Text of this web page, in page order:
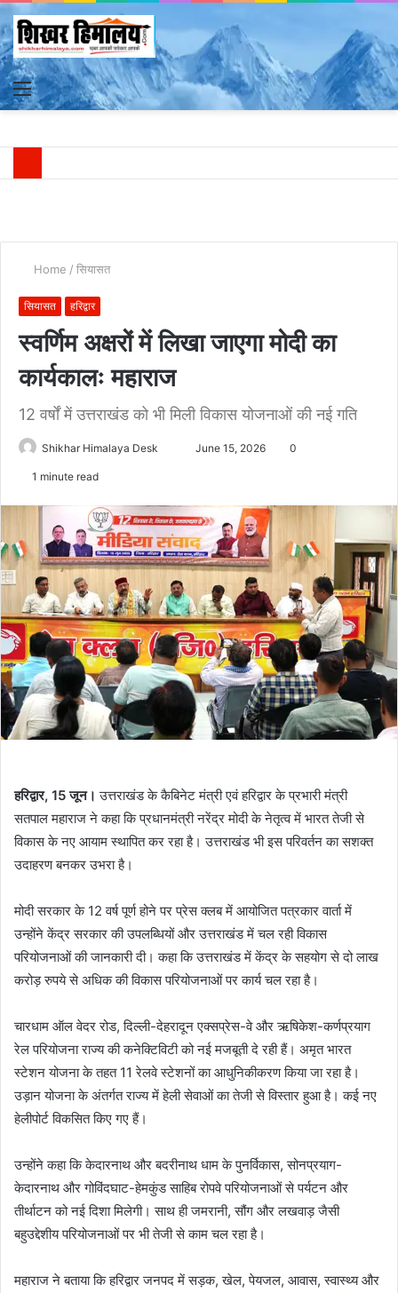
Menu
Home / सियासत
सियासत हरिद्वार
स्वर्णिम अक्षरों में लिखा जाएगा मोदी का
कार्यकालः महाराज
12 वर्षों में उत्तराखंड को भी मिली विकास योजनाओं की नई गति
Shikhar Himalaya Desk
SendJune 15, 2026 0
1 minute read
हरिद्वार, 15 जून। उत्तराखंड के कैबिनेट मंत्री एवं हरिद्वार के प्रभारी मंत्री
सतपाल महाराज ने कहा कि प्रधानमंत्री नरेंद्र मोदी के नेतृत्व में भारत तेजी से
विकास के नए आयाम स्थापित कर रहा है। उत्तराखंड भी इस परिवर्तन का सशक्त
उदाहरण बनकर उभरा है।
मोदी सरकार के 12 वर्ष पूर्ण होने पर प्रेस क्लब में आयोजित पत्रकार वार्ता में
उन्होंने केंद्र सरकार की उपलब्धियों और उत्तराखंड में चल रही विकास
परियोजनाओं की जानकारी दी। कहा कि उत्तराखंड में केंद्र के सहयोग से दो लाख
करोड़ रुपये से अधिक की विकास परियोजनाओं पर कार्य चल रहा है।
चारधाम ऑल वेदर रोड, दिल्ली-देहरादून एक्सप्रेस-वे और ऋषिकेश-कर्णप्रयाग
रेल परियोजना राज्य की कनेक्टिविटी को नई मजबूती दे रही हैं। अमृत भारत
स्टेशन योजना के तहत 11 रेलवे स्टेशनों का आधुनिकीकरण किया जा रहा है।
उड़ान योजना के अंतर्गत राज्य में हेली सेवाओं का तेजी से विस्तार हुआ है। कई नए
हेलीपोर्ट विकसित किए गए हैं।
उन्होंने कहा कि केदारनाथ और बदरीनाथ धाम के पुनर्विकास, सोनप्रयाग-
केदारनाथ और गोविंदघाट-हेमकुंड साहिब रोपवे परियोजनाओं से पर्यटन और
तीर्थाटन को नई दिशा मिलेगी। साथ ही जमरानी, सौंग और लखवाड़ जैसी
बहुउद्देशीय परियोजनाओं पर भी तेजी से काम चल रहा है।
महाराज ने बताया कि हरिद्वार जनपद में सड़क, खेल, पेयजल, आवास, स्वास्थ्य और